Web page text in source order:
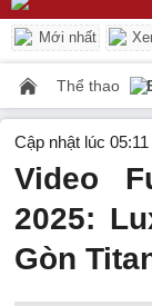
Mới nhất
Thể thao
Cập nhật lúc
Video
2025:
Gòn